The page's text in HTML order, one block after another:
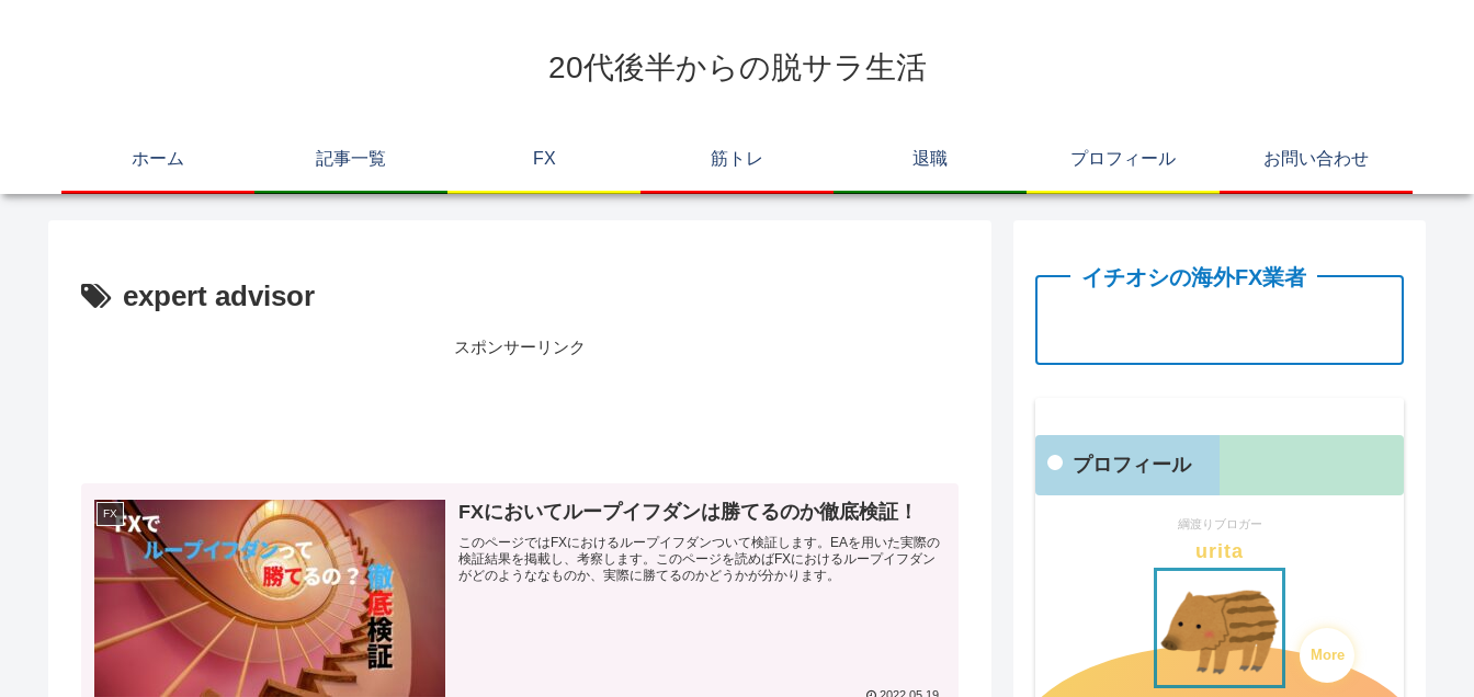
20代後半からの脱サラ生活
ホーム 記事一覧 FX 筋トレ 退職 プロフィール お問い合わせ
expert advisor
スポンサーリンク
FX FXにおいてループイフダンは勝てるのか徹底検証！
このページではFXにおけるループイフダンついて検証します。EAを用いた実際の
検証結果を掲載し、考察します。このページを読めばFXにおけるループイフダン
がどのようななものか、実際に勝てるのかどうかが分かります。
イチオシの海外FX業者
プロフィール
綱渡りブロガー
urita
More